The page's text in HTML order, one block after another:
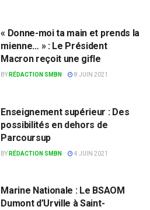
« Donne-moi ta main et prends la
mienne… » : Le Président
Macron reçoit une gifle
BY RÉDACTION SMBN 8 JUIN 2021
Enseignement supérieur : Des
possibilités en dehors de
Parcoursup
BY RÉDACTION SMBN 4 JUIN 2021
Marine Nationale : Le BSAOM
Dumont d’Urville à Saint-